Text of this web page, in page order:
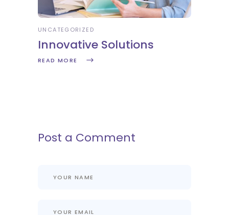
UNCATEGORIZED
Innovative Solutions
READ MORE
Post a Comment